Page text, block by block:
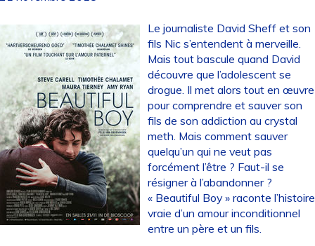
Le journaliste David Sheff et son
fils Nic s’entendent à merveille.
Mais tout bascule quand David
découvre que l’adolescent se
drogue. Il met alors tout en œuvre
pour comprendre et sauver son
fils de son addiction au crystal
meth. Mais comment sauver
quelqu’un qui ne veut pas
forcément l’être ? Faut-il se
résigner à l’abandonner ?
« Beautiful Boy » raconte l’histoire
vraie d’un amour inconditionnel
entre un père et un fils.